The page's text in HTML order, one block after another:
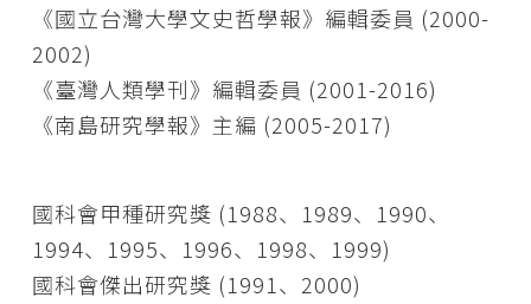
《國立台灣大學文史哲學報》編輯委員 (2000-
2002)
《臺灣人類學刊》編輯委員 (2001-2016)
《南島研究學報》主編 (2005-2017)
國科會甲種研究獎 (1988、1989、1990、
1994、1995、1996、1998、1999)
國科會傑出研究獎 (1991、2000)